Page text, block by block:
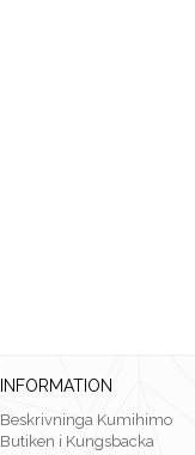
INFORMATION
Beskrivninga Kumihimo
Butiken i Kungsbacka